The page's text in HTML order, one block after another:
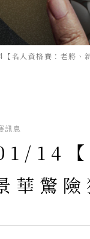
名人資格賽：老將、
訊息
14【
華驚